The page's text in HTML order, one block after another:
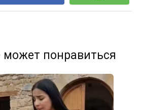
понравиться